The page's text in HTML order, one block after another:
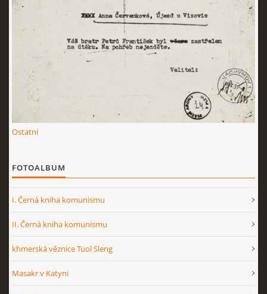
Ostatní
FOTOALBUM
I. Černá kniha komunismu
II. Černá kniha komunismu
khmerská věznice Tuol Sleng
Masakr v Katyni